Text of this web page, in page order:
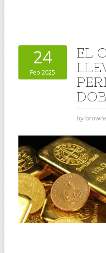
24
Feb 2025
EL
by